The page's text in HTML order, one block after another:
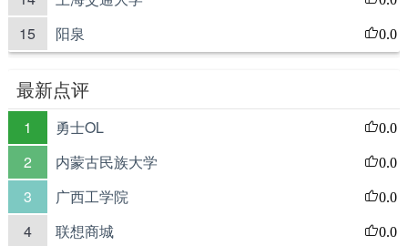
15 阳泉 0.0
最新点评
1 勇士OL 0.0
2 内蒙古民族大学 0.0
3 广西工学院 0.0
4 联想商城 0.0